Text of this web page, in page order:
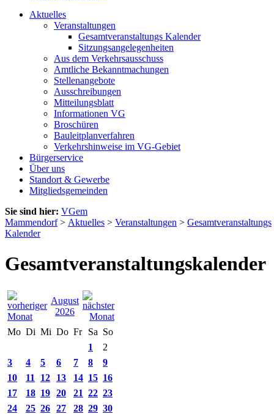
Aktuelles
Veranstaltungen
Gesamtveranstaltungs Kalender
Sitzungsangelegenheiten
Aus dem Verkehrsausschuss
Amtliche Bekanntmachungen
Stellenangebote
Ausschreibungen
Mitteilungsblatt
Informationen VG
Broschüren
Bauleitplanverfahren
Verkehrshinweise im VG-Gebiet
Bürgerservice
Über uns
Standort & Gewerbe
Mitgliedsgemeinden
Sie sind hier: VGem
Mammendorf> Aktuelles > Veranstaltungen > Gesamtveranstaltungs
Kalender
Gesamtveranstaltungskalender
August
2026
Mo Di Mi Do Fr Sa So
1
2
3
4 5 6 7 8
9
10
11 12 13 14 15 16
17
18 19 20 21 22 23
24
25 26 27 28 29 30